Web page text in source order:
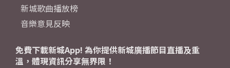
新城歌曲播放榜
音樂意見反映
免費下載新城App! 為你提供新城廣播節目直播及重
溫，體現資訊分享無界限！